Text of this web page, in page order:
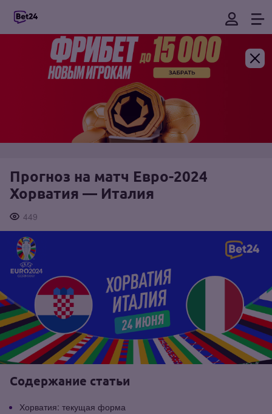
Прогноз на матч Евро-2024
Хорватия — Италия
449
Содержание статьи
Хорватия: текущая форма